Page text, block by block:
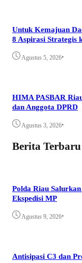
Untuk Kemajuan
8 Aspirasi Strategis
Agustus 5, 2026•
HIMA PASBAR
dan Anggota DPRD
Agustus 3, 2026•
Berita Terbaru
Polda Riau
Ekspedisi MP
Agustus 9, 2026•
Antisipasi C3 dan